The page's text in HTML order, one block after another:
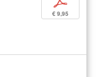
€ 9,95